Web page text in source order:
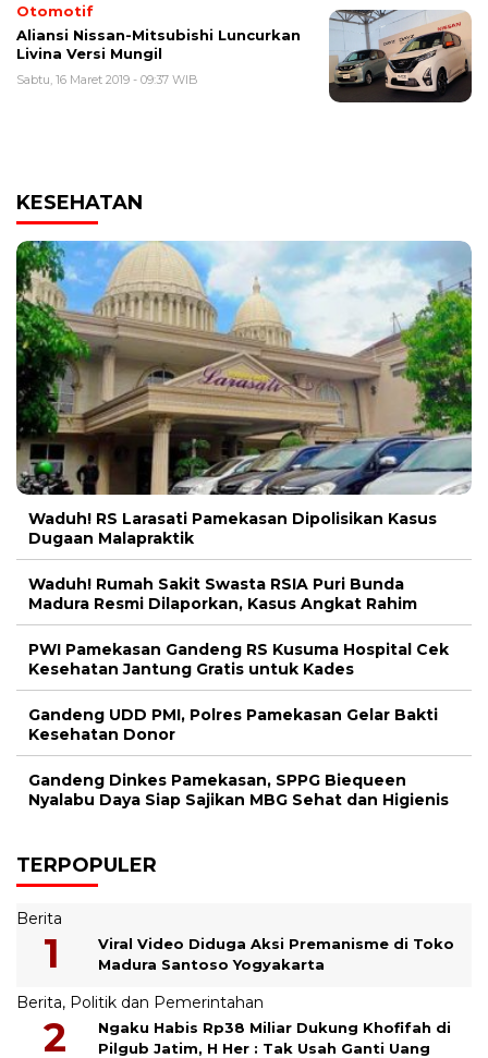
Otomotif
Aliansi Nissan-Mitsubishi Luncurkan
Livina Versi Mungil
Sabtu, 16 Maret 2019 - 09:37 WIB
KESEHATAN
Waduh! RS Larasati Pamekasan Dipolisikan Kasus
Dugaan Malapraktik
Waduh! Rumah Sakit Swasta RSIA Puri Bunda
Madura Resmi Dilaporkan, Kasus Angkat Rahim
PWI Pamekasan Gandeng RS Kusuma Hospital Cek
Kesehatan Jantung Gratis untuk Kades
Gandeng UDD PMI, Polres Pamekasan Gelar Bakti
Kesehatan Donor
Gandeng Dinkes Pamekasan, SPPG Biequeen
Nyalabu Daya Siap Sajikan MBG Sehat dan Higienis
TERPOPULER
Berita
Viral Video Diduga Aksi Premanisme di Toko
Madura Santoso Yogyakarta
Berita, Politik dan Pemerintahan
Ngaku Habis Rp38 Miliar Dukung Khofifah di
Pilgub Jatim, H Her : Tak Usah Ganti Uang